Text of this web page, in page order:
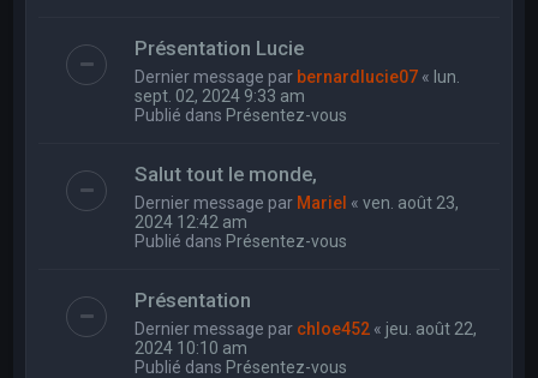
Présentation Lucie
Dernier message par bernardlucie07 « lun.
sept. 02, 2024 9:33 am
Publié dans Présentez-vous
Salut tout le monde,
Dernier message par Mariel «ven. août 23,
2024 12:42 am
Publié dans Présentez-vous
Présentation
Dernier message par chloe452 « jeu. août 22,
2024 10:10 am
Publié dans Présentez-vous